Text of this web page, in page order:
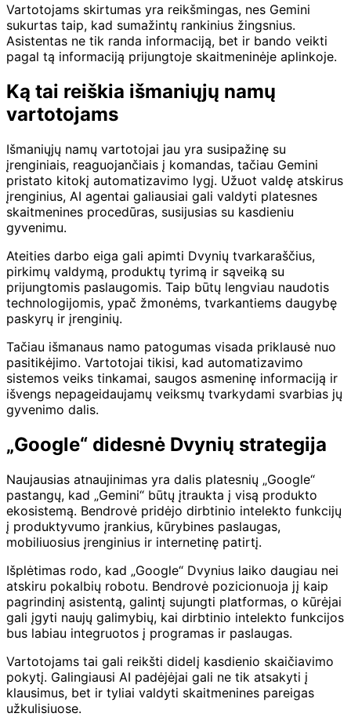
Vartotojams skirtumas yra reikšmingas, nes Gemini
sukurtas taip, kad sumažintų rankinius žingsnius.
Asistentas ne tik randa informaciją, bet ir bando veikti
pagal tą informaciją prijungtoje skaitmeninėje aplinkoje.
Ką tai reiškia išmaniųjų namų
vartotojams
Išmaniųjų namų vartotojai jau yra susipažinę su
įrenginiais, reaguojančiais į komandas, tačiau Gemini
pristato kitokį automatizavimo lygį. Užuot valdę atskirus
įrenginius, AI agentai galiausiai gali valdyti platesnes
skaitmenines procedūras, susijusias su kasdieniu
gyvenimu.
Ateities darbo eiga gali apimti Dvynių tvarkaraščius,
pirkimų valdymą, produktų tyrimą ir sąveiką su
prijungtomis paslaugomis. Taip būtų lengviau naudotis
technologijomis, ypač žmonėms, tvarkantiems daugybę
paskyrų ir įrenginių.
Tačiau išmanaus namo patogumas visada priklausė nuo
pasitikėjimo. Vartotojai tikisi, kad automatizavimo
sistemos veiks tinkamai, saugos asmeninę informaciją ir
išvengs nepageidaujamų veiksmų tvarkydami svarbias jų
gyvenimo dalis.
„Google“ didesnė Dvynių strategija
Naujausias atnaujinimas yra dalis platesnių „Google“
pastangų, kad „Gemini“ būtų įtraukta į visą produkto
ekosistemą. Bendrovė pridėjo dirbtinio intelekto funkcijų
į produktyvumo įrankius, kūrybines paslaugas,
mobiliuosius įrenginius ir internetinę patirtį.
Išplėtimas rodo, kad „Google“ Dvynius laiko daugiau nei
atskiru pokalbių robotu. Bendrovė pozicionuoja jį kaip
pagrindinį asistentą, galintį sujungti platformas, o kūrėjai
gali įgyti naujų galimybių, kai dirbtinio intelekto funkcijos
bus labiau integruotos į programas ir paslaugas.
Vartotojams tai gali reikšti didelį kasdienio skaičiavimo
pokytį. Galingiausi AI padėjėjai gali ne tik atsakyti į
klausimus, bet ir tyliai valdyti skaitmenines pareigas
užkulisiuose.